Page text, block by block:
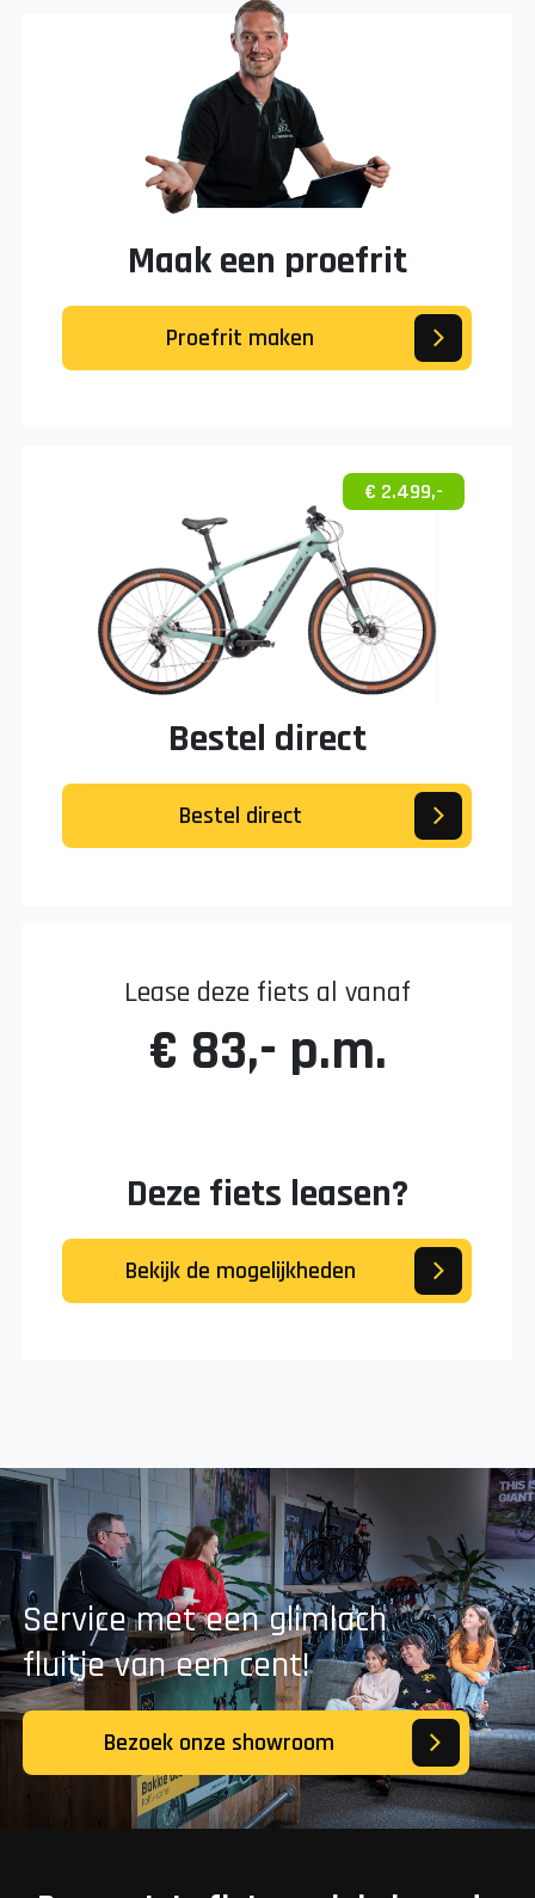
Maak een proefrit
Proefrit maken
€ 2.499,-
Bestel direct
Bestel direct
Lease deze fiets al vanaf
€ 83,- p.m.
Deze fiets leasen?
Bekijk de mogelijkheden
Service met een glimlach
fluitje van een cent!
Bezoek onze showroom